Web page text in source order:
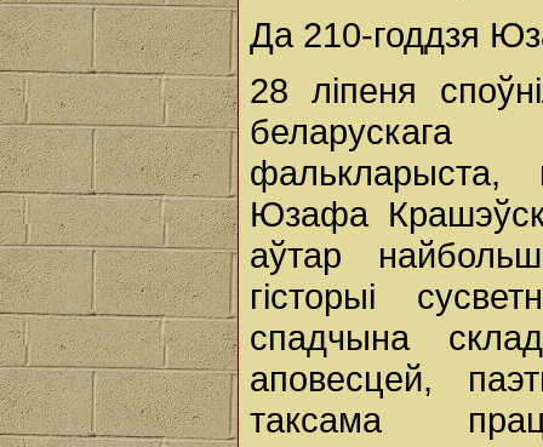
Да 210-годдзя
28 ліпеня
беларускага
фалькларыста,
Юзафа
аўтар
гісторыі
спадчына
аповесцей,
таксама